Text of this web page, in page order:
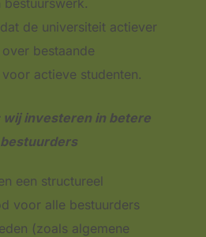
de universiteit actiever
bestaande
actieve studenten.
wij investeren in betere
een structureel
voor alle bestuurders
(zoals algemene